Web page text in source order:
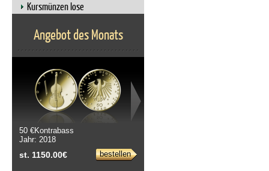
Kursmünzen lose
Angebot des Monats
50 €Kontrabass
Jahr: 2018
st. 1150.00€ bestellen